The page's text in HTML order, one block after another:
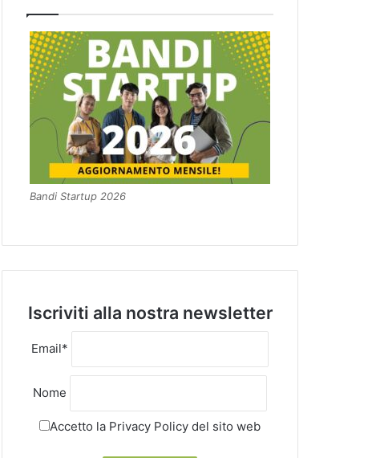
Bandi Startup 2026
Iscriviti alla nostra newsletter
Email*
Nome
Accetto la Privacy Policy del sito web